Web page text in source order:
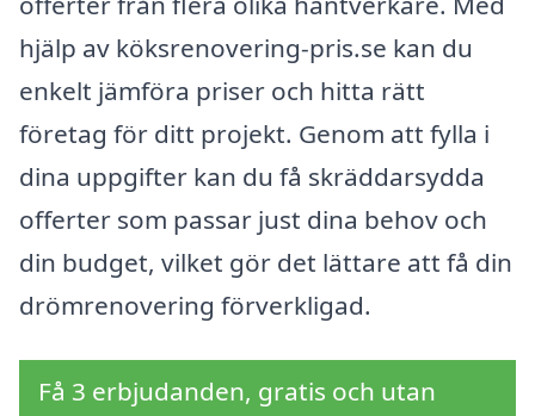
hjälp av köksrenovering-pris.se kan du
enkelt jämföra priser och hitta rätt
företag för ditt projekt. Genom att fylla i
dina uppgifter kan du få skräddarsydda
offerter som passar just dina behov och
din budget, vilket gör det lättare att få din
drömrenovering förverkligad.
Få 3 erbjudanden, gratis och utan